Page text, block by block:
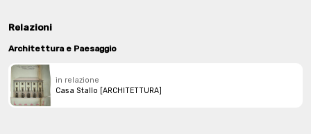
Relazioni
Architettura e Paesaggio
in relazione
Casa Stallo [ARCHITETTURA]